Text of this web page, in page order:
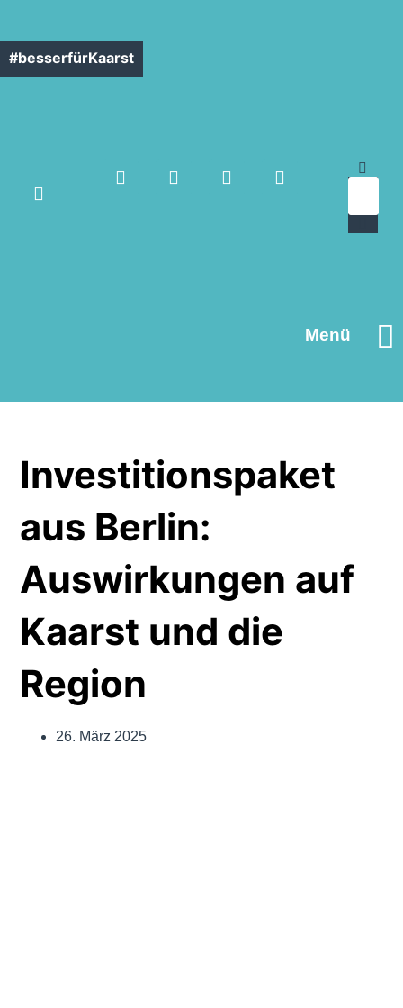
#besserfürKaarst
Menü
Investitionspaket
aus Berlin:
Auswirkungen auf
Kaarst und die
Region
26. März 2025